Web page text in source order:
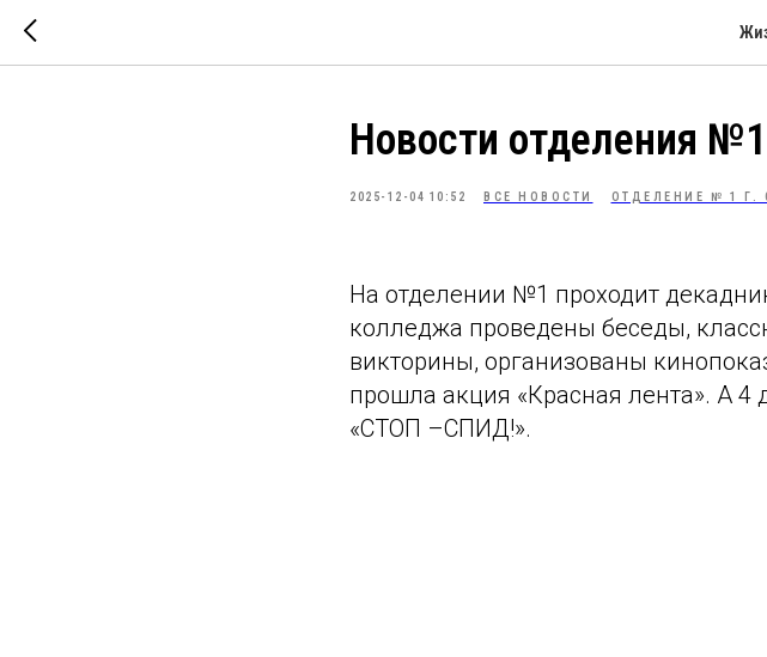
Новости отделения №1
2025-12-04 10:52 ВСЕ НОВОСТИ ОТДЕЛЕНИЕ № 1 Г.
На отделении №1 проходит
колледжа проведены беседы,
викторины, организованы
прошла акция «Красная лента». А 4
«СТОП –СПИД!».